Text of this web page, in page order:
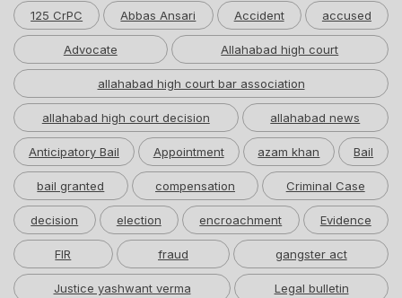
125 CrPC Abbas Ansari Accident accused
Advocate Allahabad high court
allahabad high court bar association
allahabad high court decision allahabad news
Anticipatory Bail Appointment azam khan Bail
bail granted compensation Criminal Case
decision election encroachment Evidence
FIR fraud gangster act
Justice yashwant verma Legal bulletin